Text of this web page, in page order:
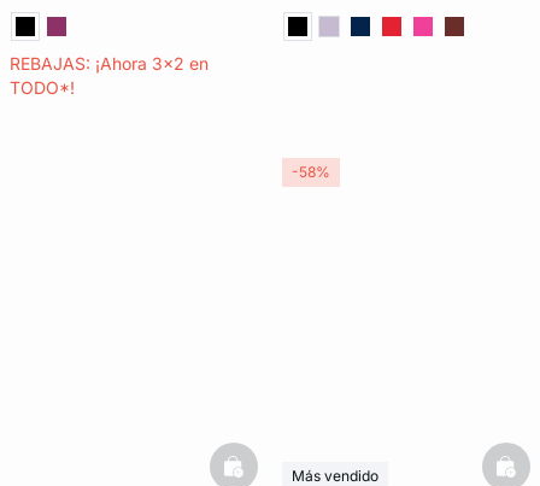
REBAJAS: ¡Ahora 3x2 en
TODO*!
basketfullMás vendido
-58%